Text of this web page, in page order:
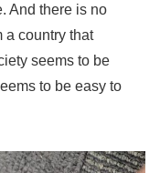
And there is no
a country that
seems to be
to be easy to